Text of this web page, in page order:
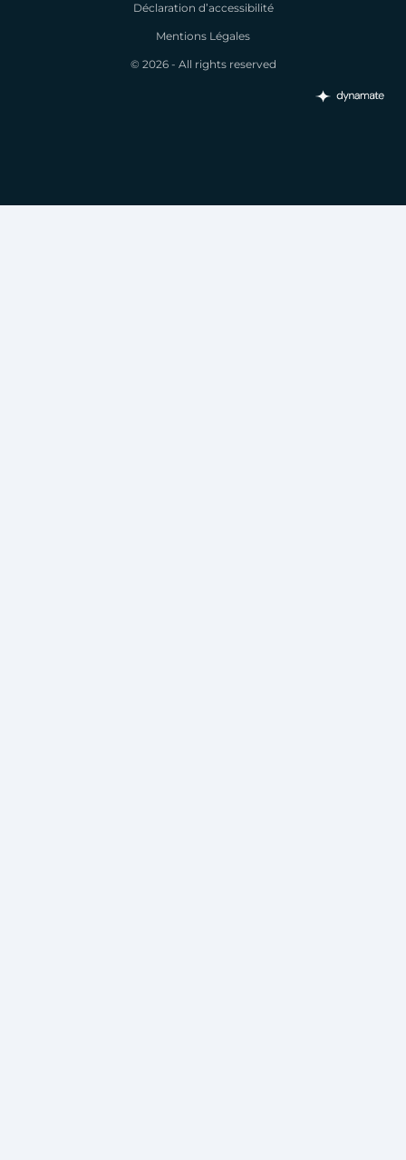
Déclaration d’accessibilité
Mentions Légales
© 2026 - All rights reserved